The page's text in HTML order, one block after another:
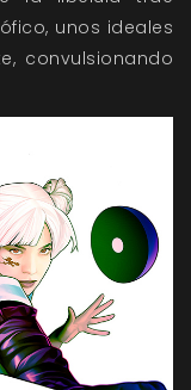
unos ideales
convulsionando